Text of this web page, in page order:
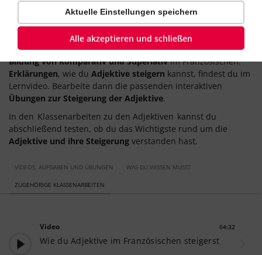
classe.
Théo ist sportlicher als Luc. Aber Amélie ist die Sportlichste
Auf Französisch heißen die zwei Vergleichsstufen
comparatifundle superlatif. In diesem Lernweg geht es um die
Bildung von Komparativ und Superlativim Französischen.
Erklärungen, wie du Adjektive steigern kannst, findest du im
Lernvideo. Bearbeite dann die passenden interaktiven
Übungen zur Steigerung der Adjektive.
In den Klassenarbeiten zu den Adjektiven kannst du
abschließend testen, ob du das Wichtigste rund um die
Adjektive und ihre Steigerung verstanden hast.
VIDEOS, AUFGABEN UND ÜBUNGEN WAS DU WISSEN MUSST
ZUGEHÖRIGE KLASSENARBEITEN
Video 04:32
Wie du Adjektive im Französischen steigerst
Abgelehnt:
Personalisierungs-Cookies
Aktuelle Einstellungen speichern
Alle akzeptieren und schließen